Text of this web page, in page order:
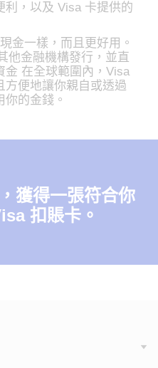
利，以及 Visa 卡提供的
金一樣，而且更好用。
他金融機構發行，並直
金 在全球範圍內，Visa
方便地讓你親自或透過
的金錢。
獲得一張符合你
扣賬卡。